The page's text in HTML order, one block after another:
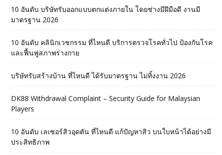
10 อันดับ บริษัทรับออกแบบตกแต่งภายใน โดยช่างมีฝีมือดี งานมี
มาตรฐาน 2026
10 อันดับ คลินิกเวชกรรม ที่ไหนดี บริการตรวจโรคทั่วไป ป้องกันโรค
และฟื้นฟูสภาพร่างกาย
บริษัทรับสร้างบ้าน ที่ไหนดี ได้รับมาตรฐาน ไม่ทิ้งงาน 2026
DK88 Withdrawal Complaint – Security Guide for Malaysian
Players
10 อันดับ เลเซอร์สิวอุดตัน ที่ไหนดี แก้ปัญหาสิว บนใบหน้าได้อย่างมี
ประสิทธิภาพ